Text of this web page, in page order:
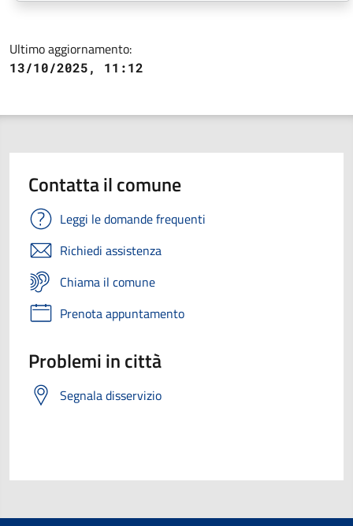
Ultimo aggiornamento:
13/10/2025, 11:12
Contatta il comune
Leggi le domande frequenti
Richiedi assistenza
Chiama il comune
Prenota appuntamento
Problemi in città
Segnala disservizio